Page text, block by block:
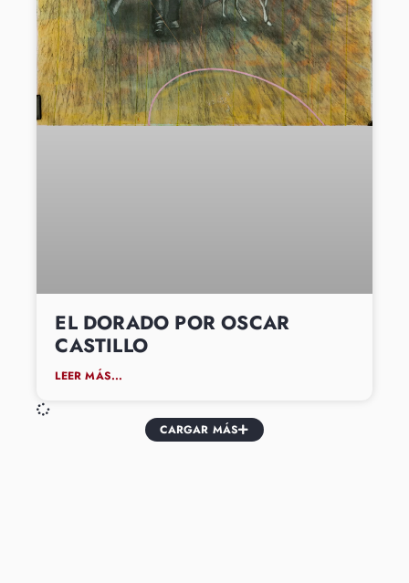
EL DORADO POR OSCAR
CASTILLO
LEER MÁS...
CARGAR MÁS